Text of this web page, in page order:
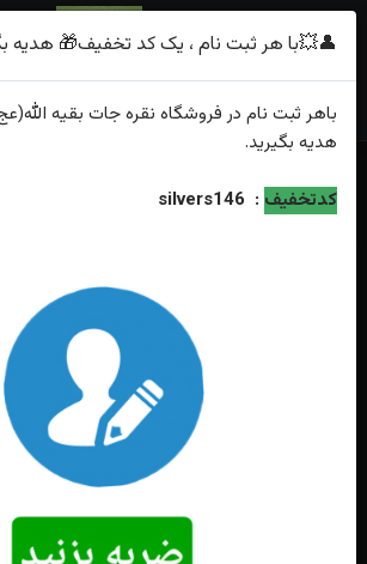
خانه
فهرست محصولات
انگشتر نقره عقیق یمنی اصل حکاکی یا ابوالفضل
👤💥با هر ثبت نام ، یک کد تخفیف🎁 هدیه
باهر ثبت نام در فروشگاه نقره جات بقیه
هدیه بگیرید.
کدتخفیف :
silvers146